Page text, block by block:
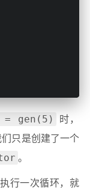
= gen(5) 时，
只是创建了一个
。
行一次循环，就